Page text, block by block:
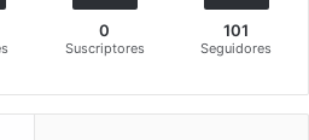
0
Suscriptores
101
Seguidores